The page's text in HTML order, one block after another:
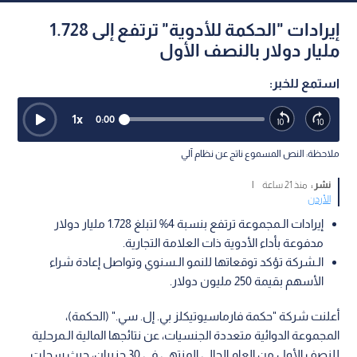
إيرادات "الحكمة للأدوية" ترتفع إلى 1.728
مليار دولار بالنصف الأول
استمع للخبر:
0:00
1x
ملاحظة: النص المسموع ناتج عن نظام آلي
نشر : منذ 21 ساعة
|
الأردن
إيرادات الـمجموعة ترتفع بنسبة 4% لتبلغ 1.728 مليار دولار
مدفوعة بأداء الأدوية ذات العلامة التجارية.
الـشركة تؤكد توقعاتها للنمو الـسنوي وتواصل إعادة شراء
الأسهم بقيمة 250 مليون دولار.
أعلنت شركة "حكمة فارماسيوتيكلز بي. إل. سي." (الحكمة)،
المجموعة الدوائية متعددة الجنسيات، عن نتائجها المالية الـمرحلية
للنصف الأول من العام الحالي المنتهي في 30 حزيران، حيث سجلت